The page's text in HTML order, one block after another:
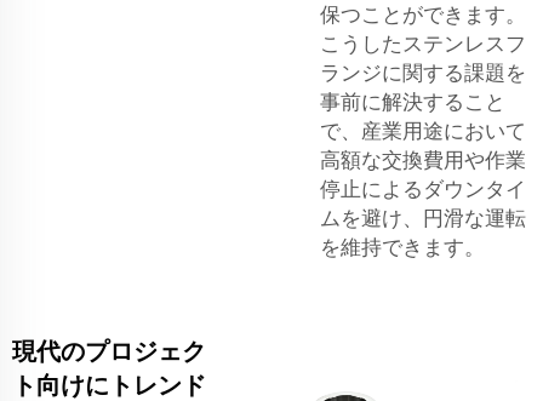
保つことができます。
こうしたステンレスフ
ランジに関する課題を
事前に解決すること
で、産業用途において
高額な交換費用や作業
停止によるダウンタイ
ムを避け、円滑な運転
を維持できます。
現代のプロジェク
ト向けにトレンド